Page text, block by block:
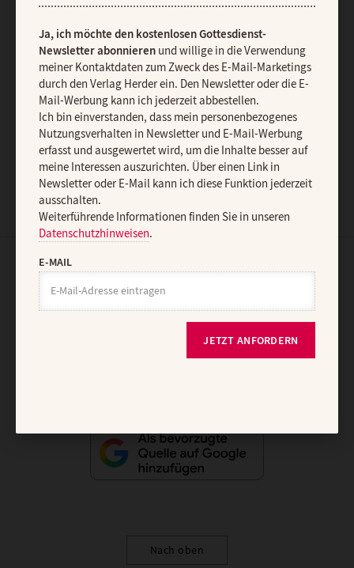
diese Funktion jederzeit ausschalten.
Datenschutzhinweisen.
E-MAIL
JETZT ANMELDEN
AGB und Widerrufsbelehrung Datenschutz Barrierefreiheit
Impressum
Abo online kündigen
Nach oben
Ja, ich möchte den kostenlosen Gottesdienst-
Newsletter abonnierenund willige in die Verwendung
meiner Kontaktdaten zum Zweck des E-Mail-Marketings
durch den Verlag Herder ein. Den Newsletter oder die E-
Mail-Werbung kann ich jederzeit abbestellen.
Ich bin einverstanden, dass mein personenbezogenes
Nutzungsverhalten in Newsletter und E-Mail-Werbung
erfasst und ausgewertet wird, um die Inhalte besser auf
meine Interessen auszurichten. Über einen Link in
Newsletter oder E-Mail kann ich diese Funktion jederzeit
ausschalten.
Weiterführende Informationen finden Sie in unseren
Datenschutzhinweisen.
E-MAIL
JETZT ANFORDERN